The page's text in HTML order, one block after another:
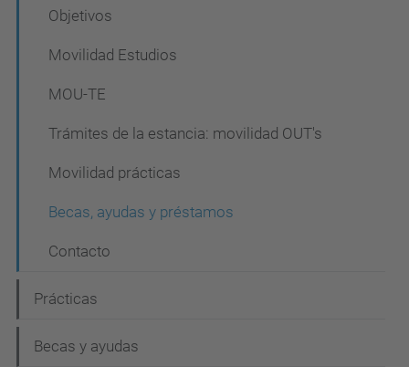
Objetivos
Movilidad Estudios
MOU-TE
Trámites de la estancia: movilidad OUT's
Movilidad prácticas
Becas, ayudas y préstamos
Contacto
Prácticas
Becas y ayudas